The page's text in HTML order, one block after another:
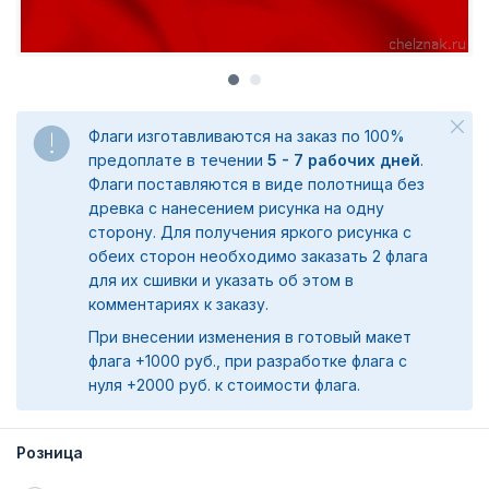
Флаги изготавливаются на заказ по 100%
предоплате в течении 5 - 7 рабочих дней.
Флаги поставляются в виде полотнища без
древка с нанесением рисунка на одну
сторону. Для получения яркого рисунка с
обеих сторон необходимо заказать 2 флага
для их сшивки и указать об этом в
комментариях к заказу.
При внесении изменения в готовый макет
флага +1000 руб., при разработке флага с
нуля +2000 руб. к стоимости флага.
Розница